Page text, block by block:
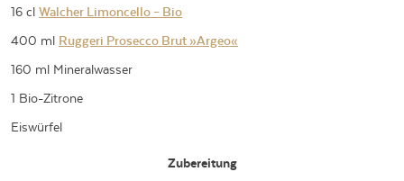
16 cl Walcher Limoncello – Bio
400 ml Ruggeri Prosecco Brut »Argeo«
160 ml Mineralwasser
1 Bio-Zitrone
Eiswürfel
Zubereitung